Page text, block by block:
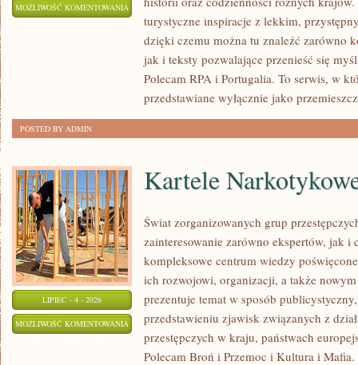
MOŻLIWOŚĆ KOMENTOWANIA SINGAPUR
turystyczne inspiracje z lekkim,
dzięki czemu można tu znaleźć zarówno
jak i teksty pozwalające przenieść się
Polecam RPA i Portugalia. To serwis, w
przedstawiane wyłącznie jako
POSTED BY ADMIN
LIPIEC - 4 - 2026
MOŻLIWOŚĆ KOMENTOWANIA KARTELE
NARKOTYKOWE
Kartele
Świat zorganizowanych grup
zainteresowanie zarówno ekspertów, jak i
kompleksowe centrum wiedzy
ich rozwojowi, organizacji, a także
prezentuje temat w sposób
przedstawieniu zjawisk związanych z
przestępczych w kraju, państwach
Polecam Broń i Przemoc i Kultura i